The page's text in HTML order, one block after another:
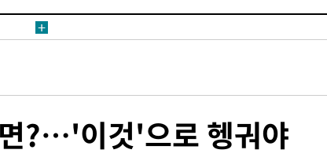
죄송"
?…'이것'으로 헹궈야